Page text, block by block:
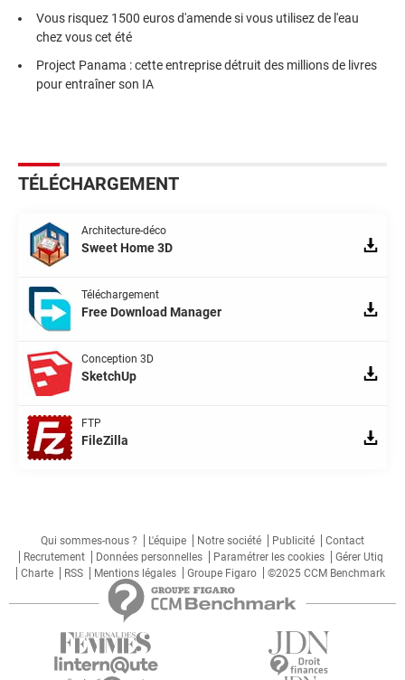
Vous risquez 1500 euros d'amende si vous utilisez de l'eau
chez vous cet été
Project Panama : cette entreprise détruit des millions de livres
pour entraîner son IA
TÉLÉCHARGEMENT
Architecture-déco
Sweet Home 3D
Téléchargement
Free Download Manager
Conception 3D
SketchUp
FTP
FileZilla
Qui sommes-nous ? L'équipe Notre société Publicité
Contact
Recrutement
Données personnelles Paramétrer les cookies
Gérer Utiq
Charte
RSS Mentions légales Groupe Figaro ©2025 CCM Benchmark